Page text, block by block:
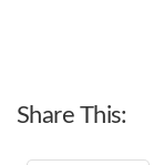
Share This: